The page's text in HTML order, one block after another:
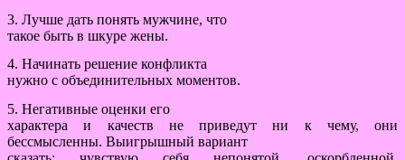
3. Лучше дать понять мужчине, что
такое быть в шкуре жены.
4. Начинать решение конфликта
нужно с объединительных моментов.
5. Негативные оценки его
характера и качеств не приведут ни к чему, они
бессмысленны. Выигрышный вариант